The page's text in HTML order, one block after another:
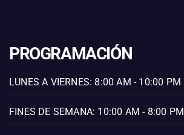
PROGRAMACIÓN
LUNES A VIERNES: 8:00 AM - 10:00 PM
FINES DE SEMANA: 10:00 AM - 8:00 PM